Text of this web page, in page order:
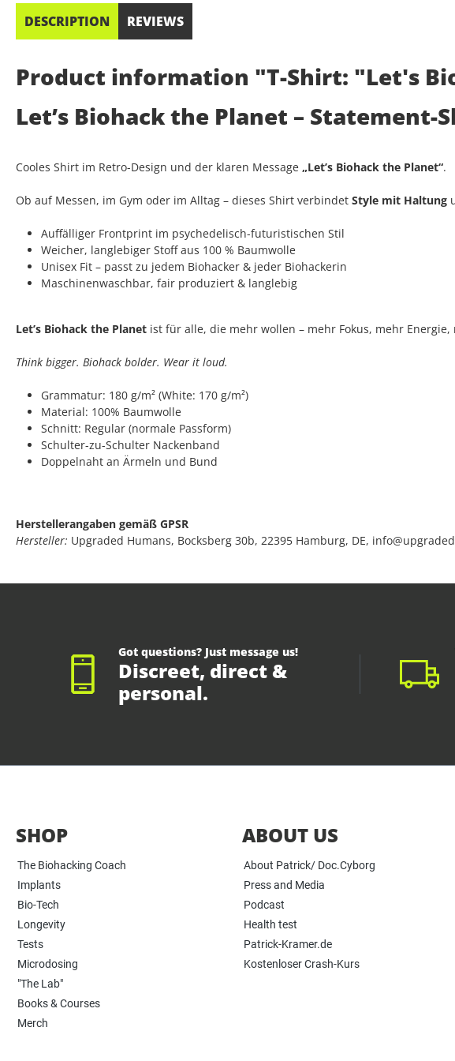
DESCRIPTION REVIEWS
Product information "T-Shirt: "Let's
Let’s Biohack the Planet –
Cooles Shirt im Retro-Design und der klaren Message „Let’s Biohack the Planet“.
Ob auf Messen, im Gym oder im Alltag – dieses Shirt verbindet Style mit Haltung
Auffälliger Frontprint im psychedelisch-futuristischen Stil
Weicher, langlebiger Stoff aus 100 % Baumwolle
Unisex Fit – passt zu jedem Biohacker & jeder Biohackerin
Maschinenwaschbar, fair produziert & langlebig
Let’s Biohack the Planet ist für alle, die mehr wollen – mehr Fokus, mehr
Think bigger. Biohack bolder. Wear it loud.
Grammatur: 180 g/m² (White: 170 g/m²)
Material: 100% Baumwolle
Schnitt: Regular (normale Passform)
Schulter-zu-Schulter Nackenband
Doppelnaht an Ärmeln und Bund
Herstellerangaben gemäß GPSR
Hersteller: Upgraded Humans, Bocksberg 30b, 22395 Hamburg, DE,
Got questions? Just message us!
Discreet, direct &
personal.
SHOP
The Biohacking Coach
Implants
Bio-Tech
Longevity
Tests
Microdosing
"The Lab"
Books & Courses
Merch
ABOUT US
About Patrick/ Doc.Cyborg
Press and Media
Podcast
Health test
Patrick-Kramer.de
Kostenloser Crash-Kurs